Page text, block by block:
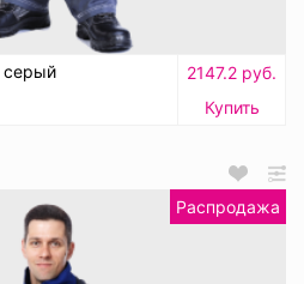
серый
2147.2 руб.
Купить
Распродажа